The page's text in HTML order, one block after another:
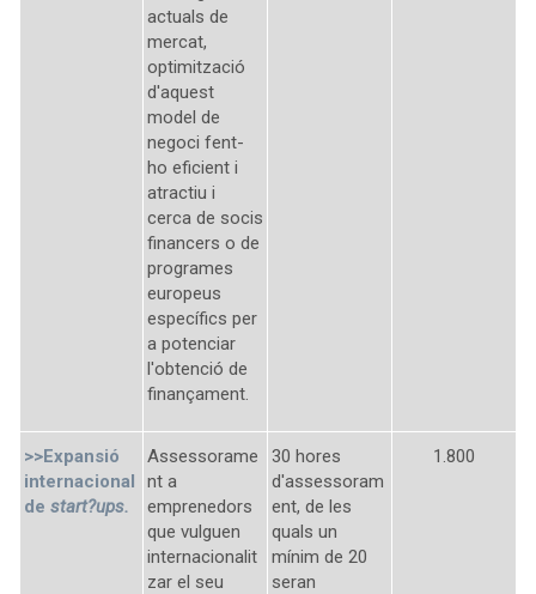
actuals de
mercat,
optimització
d'aquest
model de
negoci fent-
ho eficient i
atractiu i
cerca de socis
financers o de
programes
europeus
específics per
a potenciar
l'obtenció de
finançament.
>>Expansió
internacional
de start?ups.
Assessorame
nt a
emprenedors
que vulguen
internacionalit
zar el seu
30 hores
d'assessoram
ent, de les
quals un
mínim de 20
seran
1.800